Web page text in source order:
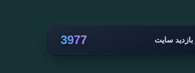
بازدید سایت 3977